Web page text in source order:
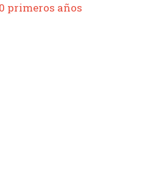
primeros años